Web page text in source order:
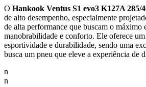
O Hankook Ventus S1 evo3 K127A 285/
de alto desempenho, especialmente
de alta performance que buscam o máximo
manobrabilidade e conforto. Ele oferece
esportividade e durabilidade, sendo uma
busca um pneu que eleve a experiência de
n
n